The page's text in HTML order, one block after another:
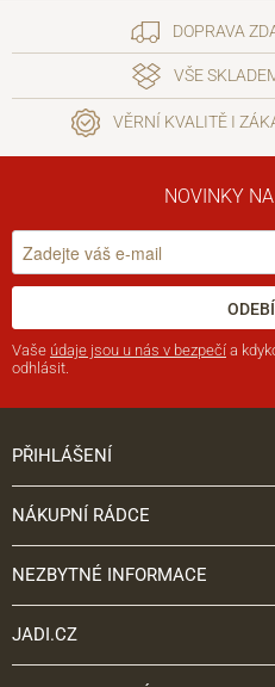
DOPRAVA
VŠE
VĚRNÍ KVALITĚ I
NOVINKY
Vaše údaje jsou u nás v bezpečí a
odhlásit.
PŘIHLÁŠENÍ
NÁKUPNÍ RÁDCE
NEZBYTNÉ INFORMACE
JADI.CZ